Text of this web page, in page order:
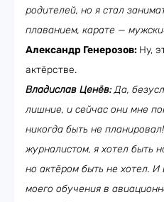
родителей, но я стал
плаванием, карате —
Александр Генерозов: Ну,
актёрстве.
Владислав Ценёв:Да,
лишние, и сейчас они мне
никогда быть не
журналистом, я хотел быть
но актёром быть не хотел.
моего обучения в